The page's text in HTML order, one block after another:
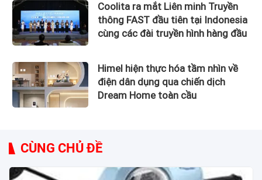
Coolita ra mắt Liên minh Truyền
thông FAST đầu tiên tại Indonesia
cùng các đài truyền hình hàng đầu
Himel hiện thực hóa tầm nhìn về
điện dân dụng qua chiến dịch
Dream Home toàn cầu
CÙNG CHỦ ĐỀ